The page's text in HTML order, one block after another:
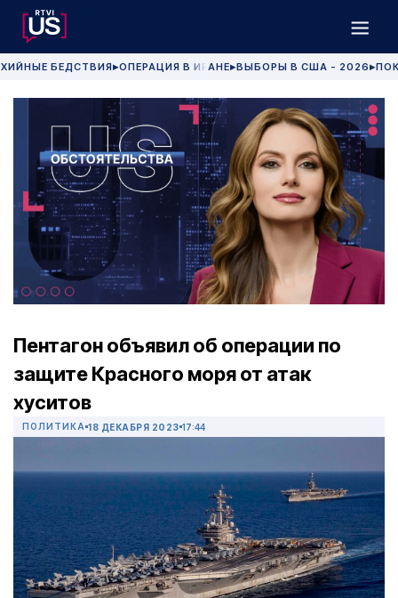
БЕДСТВИЯ▶ОПЕРАЦИЯ В ИРАНЕ▶ВЫБОРЫ В США - 2026 ▶
Пентагон объявил об операции по
защите Красного моря от атак
хуситов
ПОЛИТИКА 18 ДЕКАБРЯ 2023 17:44